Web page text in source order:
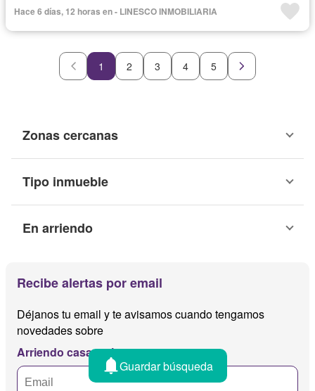
Terraza
Agua Patio Área infantil
Vigilante
Acceso para personas con discapacidad
Jardín
Barbecue
Caseta de vigilancia
Estudio
Seguridad privada
Piscina
Permite mascotas
Hace 6 días, 12 horas en - LINESCO INMOBILIARIA
1 2 3 4 5
Zonas cercanas
Tipo inmueble
En arriendo
Recibe alertas por email
Déjanos tu email y te avisamos cuando tengamos
novedades sobre
Arriendo casas mina
Guardar búsqueda